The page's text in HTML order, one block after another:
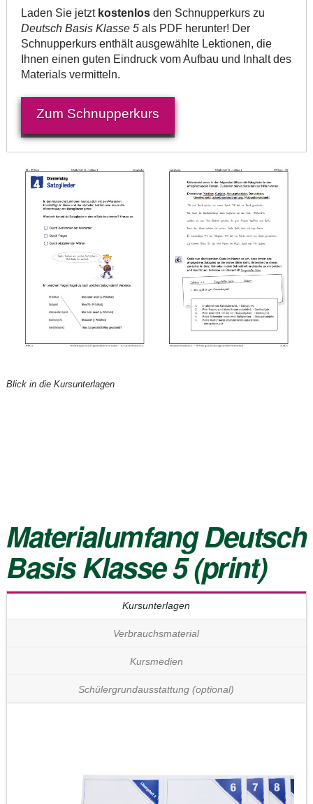
Laden Sie jetzt kostenlosden Schnupperkurs zu
Deutsch Basis Klasse 5als PDF herunter! Der
Schnupperkurs enthält ausgewählte Lektionen, die
Ihnen einen guten Eindruck vom Aufbau und Inhalt des
Materials vermitteln.
Zum Schnupperkurs
Blick in die Kursunterlagen
MaterialumfangDeutsch
Basis Klasse 5(print)
Kursunterlagen
Verbrauchsmaterial
Kursmedien
Schülergrundausstattung (optional)